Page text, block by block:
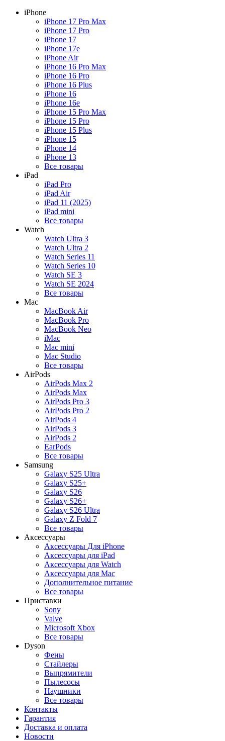
iPhone
iPhone 17 Pro Max
iPhone 17 Pro
iPhone 17
iPhone 17e
iPhone Air
iPhone 16 Pro Max
iPhone 16 Pro
iPhone 16 Plus
iPhone 16
iPhone 16e
iPhone 15 Pro Max
iPhone 15 Pro
iPhone 15 Plus
iPhone 15
iPhone 14
iPhone 13
Все товары
iPad
iPad Pro
iPad Air
iPad 11 (2025)
iPad mini
Все товары
Watch
Watch Ultra 3
Watch Ultra 2
Watch Series 11
Watch Series 10
Watch SE 3
Watch SE 2024
Все товары
Mac
MacBook Air
MacBook Pro
MacBook Neo
iMac
Mac mini
Mac Studio
Все товары
AirPods
AirPods Max 2
AirPods Max
AirPods Pro 3
AirPods Pro 2
AirPods 4
AirPods 3
AirPods 2
EarPods
Все товары
Samsung
Galaxy S25 Ultra
Galaxy S25+
Galaxy S26
Galaxy S26+
Galaxy S26 Ultra
Galaxy Z Fold 7
Все товары
Аксессуары
Аксессуары Для iPhone
Аксессуары для iPad
Аксессуары для Watch
Аксессуары для Mac
Дополнительное питание
Все товары
Приставки
Sony
Valve
Microsoft Xbox
Все товары
Dyson
Фены
Стайлеры
Выпрямители
Пылесосы
Наушники
Все товары
Контакты
Гарантия
Доставка и оплата
Новости